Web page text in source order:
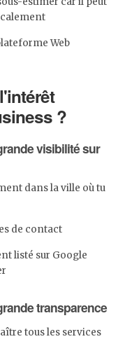
Web
?
visibilité sur
dans la ville où tu
de contact
listé sur Google
transparence
tous les services